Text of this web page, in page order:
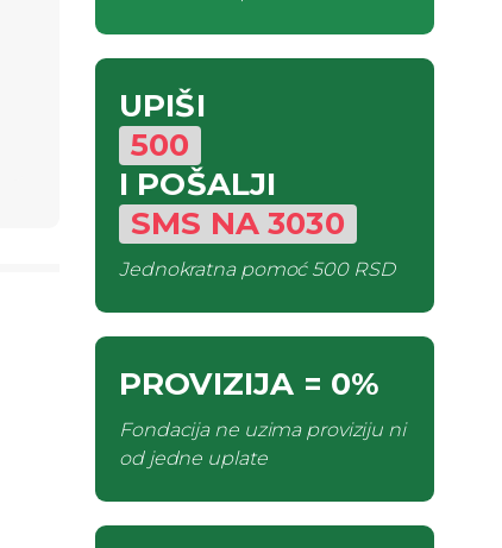
UPIŠI
500
I POŠALJI
SMS NA3030
Jednokratna pomoć500 RSD
PROVIZIJA = 0%
Fondacija ne uzima proviziju ni
od jedne uplate